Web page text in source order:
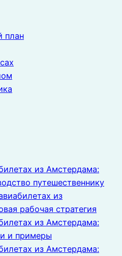
план
из Амстердама:
путешественнику
из
рабочая стратегия
из Амстердама:
и примеры
из Амстердама: